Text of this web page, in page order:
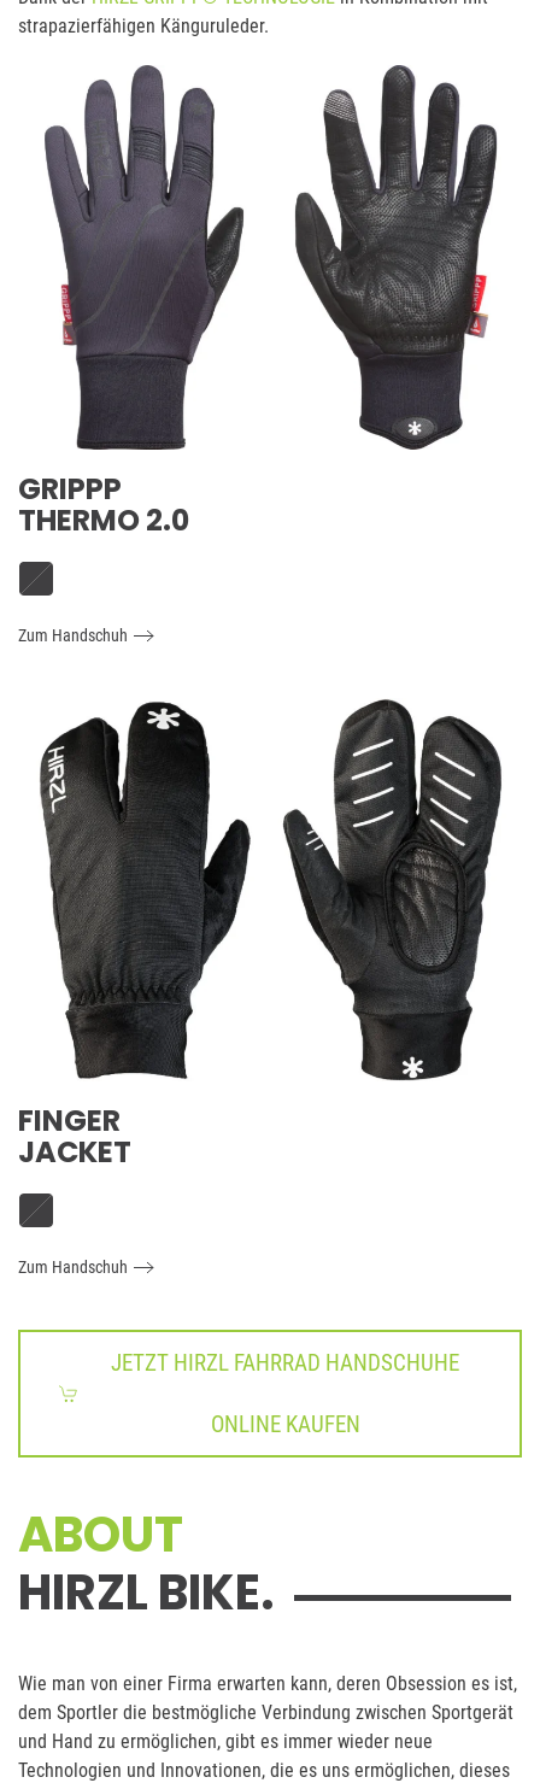
strapazierfähigen Känguruleder.
GRIPPP
THERMO 2.0
Zum Handschuh
FINGER
JACKET
Zum Handschuh
JETZT HIRZL FAHRRAD HANDSCHUHE
ONLINE KAUFEN
ABOUT
HIRZL BIKE.
Wie man von einer Firma erwarten kann, deren Obsession es ist,
dem Sportler die bestmögliche Verbindung zwischen Sportgerät
und Hand zu ermöglichen, gibt es immer wieder neue
Technologien und Innovationen, die es uns ermöglichen, dieses